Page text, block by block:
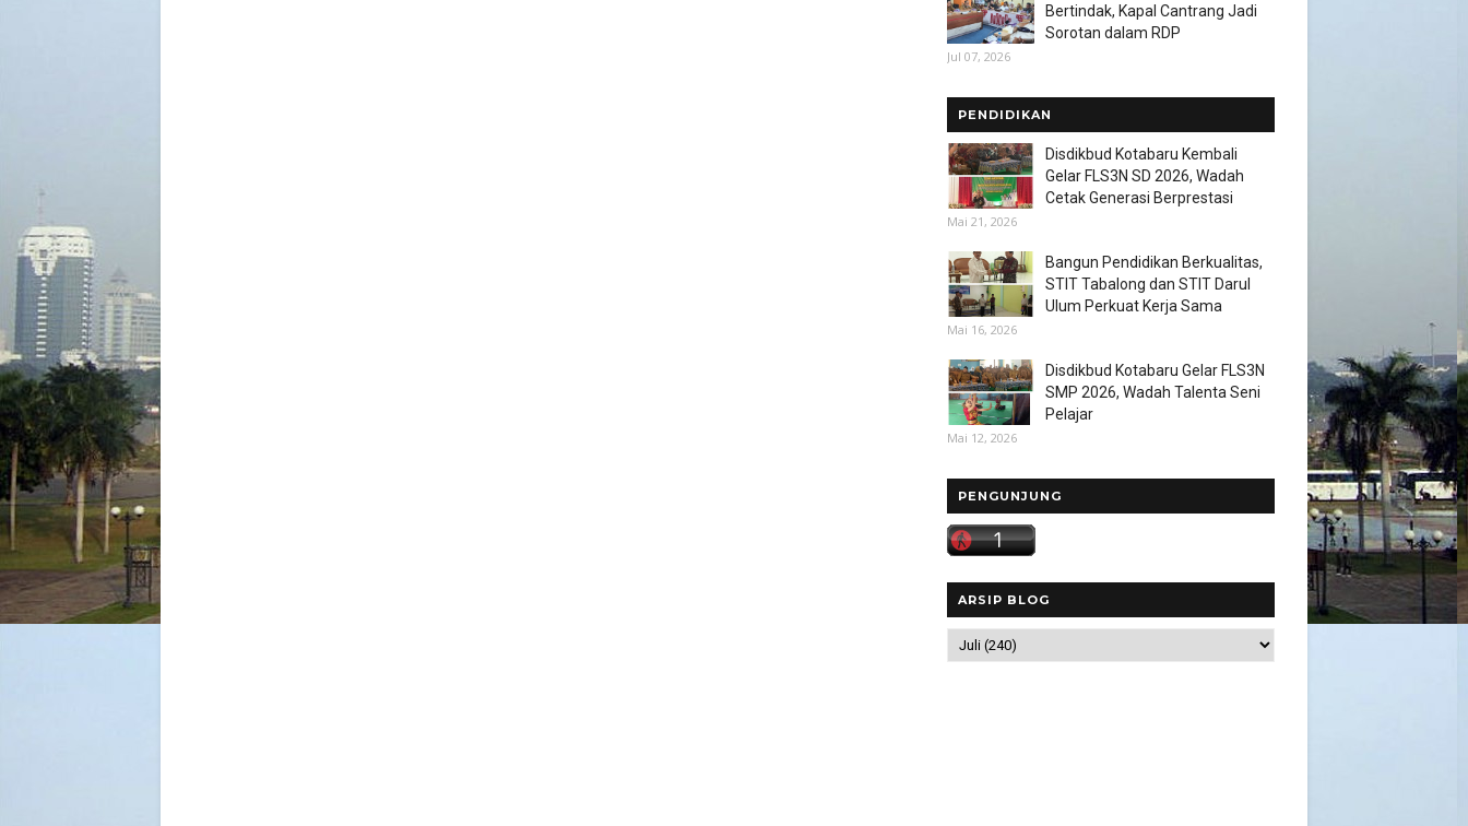
Bertindak, Kapal Cantrang Jadi
Sorotan dalam RDP
Jul 07, 2026
PENDIDIKAN
Disdikbud Kotabaru Kembali
Gelar FLS3N SD 2026, Wadah
Cetak Generasi Berprestasi
Mai 21, 2026
Bangun Pendidikan Berkualitas,
STIT Tabalong dan STIT Darul
Ulum Perkuat Kerja Sama
Mai 16, 2026
Disdikbud Kotabaru Gelar FLS3N
SMP 2026, Wadah Talenta Seni
Pelajar
Mai 12, 2026
PENGUNJUNG
ARSIP BLOG